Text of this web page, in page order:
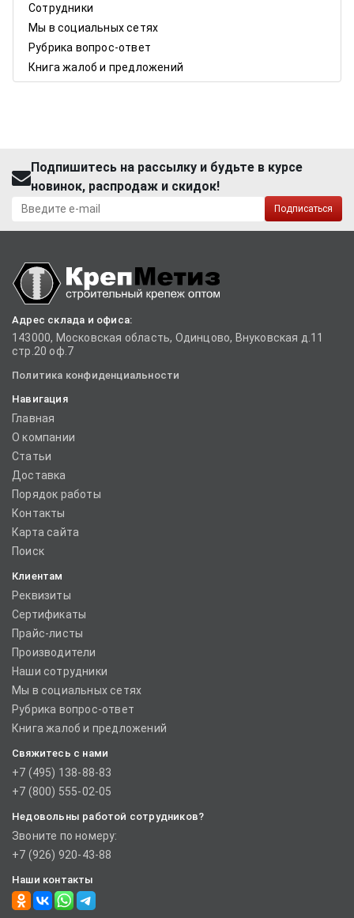
Сотрудники
Мы в социальных сетях
Рубрика вопрос-ответ
Книга жалоб и предложений
Подпишитесь на рассылку и будьте в курсе
новинок, распродаж и скидок!
Подписаться
Адрес склада и офиса:
143000, Московская область, Одинцово, Внуковская д.11
стр.20 оф.7
Политика конфиденциальности
Навигация
Главная
О компании
Статьи
Доставка
Порядок работы
Контакты
Карта сайта
Поиск
Клиентам
Реквизиты
Сертификаты
Прайс-листы
Производители
Наши сотрудники
Мы в социальных сетях
Рубрика вопрос-ответ
Книга жалоб и предложений
Свяжитесь с нами
+7 (495) 138-88-83
+7 (800) 555-02-05
Недовольны работой сотрудников?
Звоните по номеру:
+7 (926) 920-43-88
Наши контакты